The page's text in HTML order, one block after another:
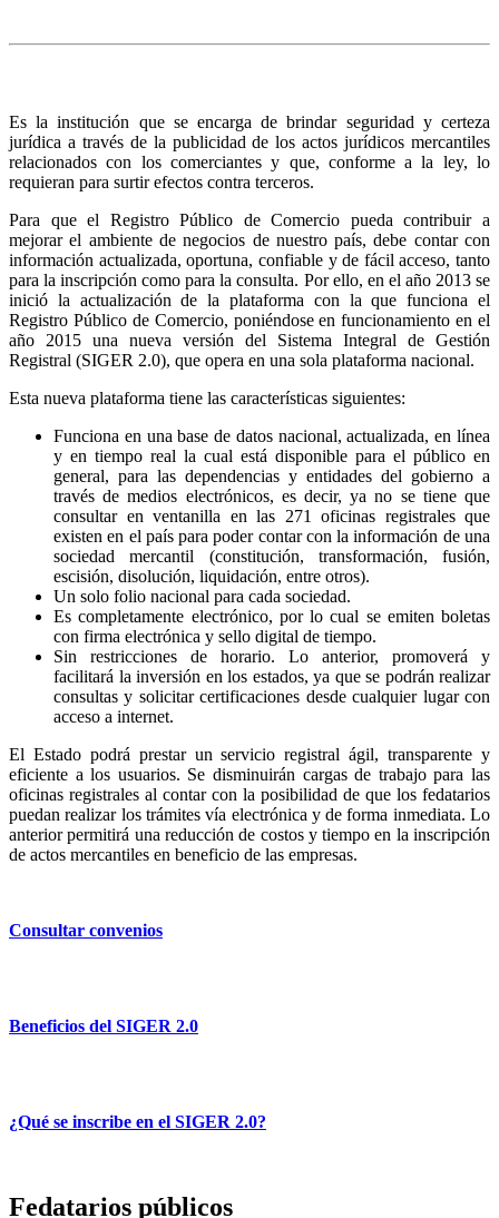
Es la institución que se encarga de brindar seguridad y certeza
jurídica a través de la publicidad de los actos jurídicos mercantiles
relacionados con los comerciantes y que, conforme a la ley, lo
requieran para surtir efectos contra terceros.
Para que el Registro Público de Comercio pueda contribuir a
mejorar el ambiente de negocios de nuestro país, debe contar con
información actualizada, oportuna, confiable y de fácil acceso, tanto
para la inscripción como para la consulta. Por ello, en el año 2013 se
inició la actualización de la plataforma con la que funciona el
Registro Público de Comercio, poniéndose en funcionamiento en el
año 2015 una nueva versión del Sistema Integral de Gestión
Registral (SIGER 2.0), que opera en una sola plataforma nacional.
Esta nueva plataforma tiene las características siguientes:
Funciona en una base de datos nacional, actualizada, en línea
y en tiempo real la cual está disponible para el público en
general, para las dependencias y entidades del gobierno a
través de medios electrónicos, es decir, ya no se tiene que
consultar en ventanilla en las 271 oficinas registrales que
existen en el país para poder contar con la información de una
sociedad mercantil (constitución, transformación, fusión,
escisión, disolución, liquidación, entre otros).
Un solo folio nacional para cada sociedad.
Es completamente electrónico, por lo cual se emiten boletas
con firma electrónica y sello digital de tiempo.
Sin restricciones de horario. Lo anterior, promoverá y
facilitará la inversión en los estados, ya que se podrán realizar
consultas y solicitar certificaciones desde cualquier lugar con
acceso a internet.
El Estado podrá prestar un servicio registral ágil, transparente y
eficiente a los usuarios. Se disminuirán cargas de trabajo para las
oficinas registrales al contar con la posibilidad de que los fedatarios
puedan realizar los trámites vía electrónica y de forma inmediata. Lo
anterior permitirá una reducción de costos y tiempo en la inscripción
de actos mercantiles en beneficio de las empresas.
Consultar convenios
Beneficios del SIGER 2.0
¿Qué se inscribe en el SIGER 2.0?
Fedatarios públicos